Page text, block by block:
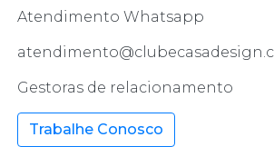
Atendimento Whatsapp
Gestoras de relacionamento
Trabalhe Conosco